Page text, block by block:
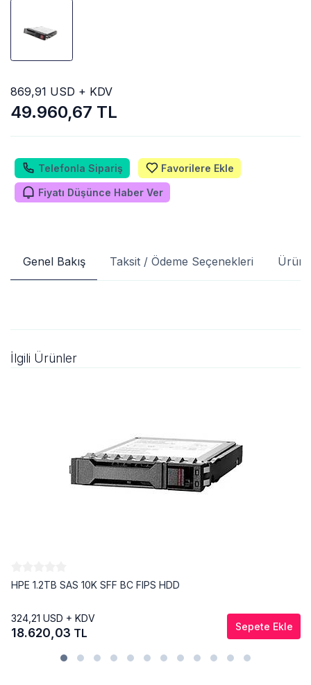
49.960,67 TL
869,91 USD + KDV
Telefonla Sipariş Favorilere Ekle
Fiyatı Düşünce Haber Ver
Genel Bakış Taksit / Ödeme Seçenekleri Ürün
İlgili Ürünler
HPE 1.2TB SAS 10K SFF BC FIPS HDD
324,21 USD + KDV
18.620,03 TL Sepete Ekle